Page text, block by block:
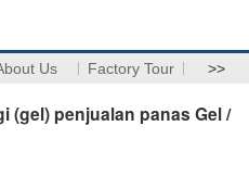
Us Factory Tour >>
(gel) penjualan panas Gel /